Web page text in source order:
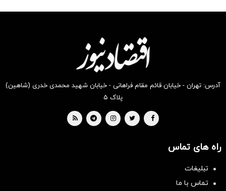
بخر !
بخر !
آدرس: تهران - خیابان قائم مقام فراهانی - خیابان شهید محمدی خدری (شاهین)
پلاک ۵
راه های تماس
تبلیغات
تماس با ما